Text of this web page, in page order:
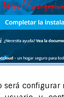
será configurar